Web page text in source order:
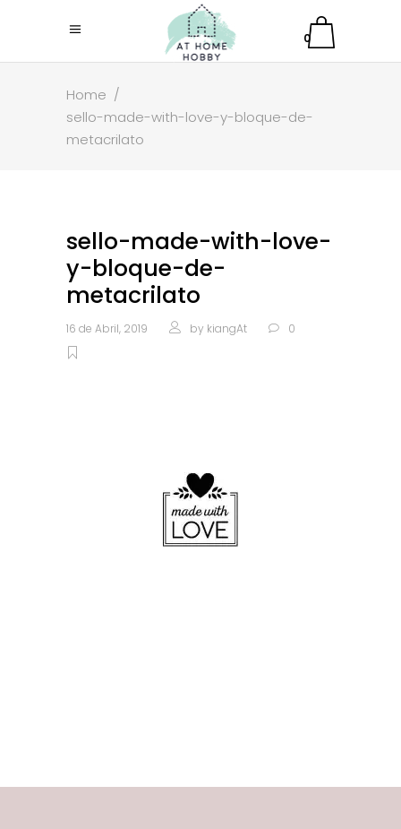
0
Home /
sello-made-with-love-y-bloque-de-
metacrilato
sello-made-with-love-
y-bloque-de-
metacrilato
16 de Abril, 2019 by kiangAt 0